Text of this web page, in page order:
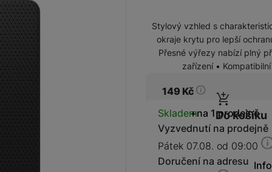
Příslušenství k chytrým
Nabíječky k chytrým hodinkám
Kabely a redukce
Stylový vzhled s
okraje krytu pro lepší
Přesné výřezy nabízí plný
zařízení •
149 Kč
Do košíku
Dostupnost
Sklademna 1 prodejně
Vyzvednutí na prodejně
Pátek 07.08. od 09:00
Doručení na adresu